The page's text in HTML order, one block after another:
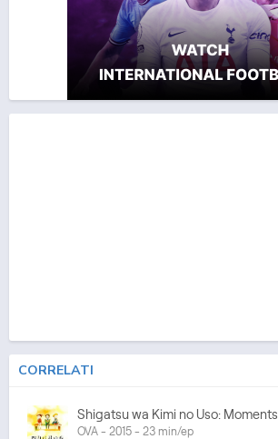
CORRELATI
Shigatsu wa Kimi no Uso: Moments
OVA - 2015 - 23 min/ep